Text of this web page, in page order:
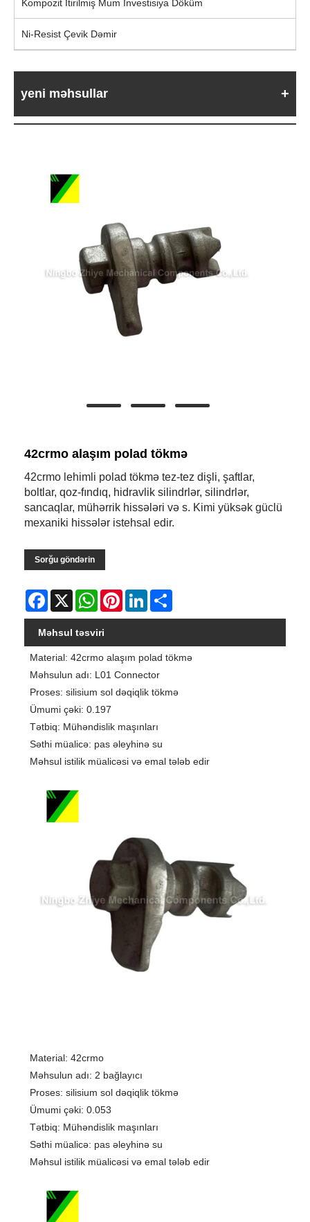
Kompozit İtirilmiş Mum İnvestisiya Döküm
Ni-Resist Çevik Dəmir
yeni məhsullar
42crmo alaşım polad tökmə
42crmo lehimli polad tökmə tez-tez dişli, şaftlar,
boltlar, qoz-fındıq, hidravlik silindrlər, silindrlər,
sancaqlar, mühərrik hissələri və s. Kimi yüksək güclü
mexaniki hissələr istehsal edir.
Sorğu göndərin
Facebook
X WhatsAppPinterestLinkedIn
Məhsul təsviri
Material: 42crmo alaşım polad tökmə
Məhsulun adı: L01 Connector
Proses: silisium sol dəqiqlik tökmə
Ümumi çəki: 0.197
Tətbiq: Mühəndislik maşınları
Səthi müalicə: pas əleyhinə su
Məhsul istilik müalicəsi və emal tələb edir
Material: 42crmo
Məhsulun adı: 2 bağlayıcı
Proses: silisium sol dəqiqlik tökmə
Ümumi çəki: 0.053
Tətbiq: Mühəndislik maşınları
Səthi müalicə: pas əleyhinə su
Məhsul istilik müalicəsi və emal tələb edir